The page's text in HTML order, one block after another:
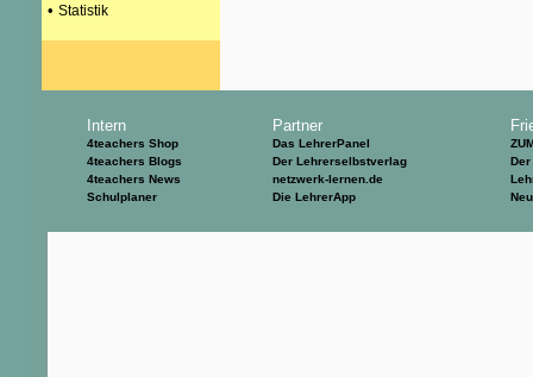
• Statistik
Intern
4teachers Shop
4teachers Blogs
4teachers News
Schulplaner
Partner
Das LehrerPanel
Der Lehrerselbstverlag
netzwerk-lernen.de
Die LehrerApp